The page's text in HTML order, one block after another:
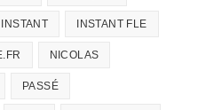
INSTANT INSTANT FLE
NICOLAS
PASSÉ